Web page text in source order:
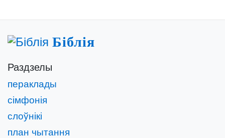
Біблія
Раздзелы
пераклады
сімфонія
слоўнікі
план чытання